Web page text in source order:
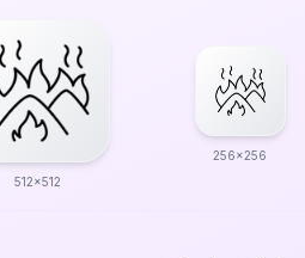
512x512
256x256